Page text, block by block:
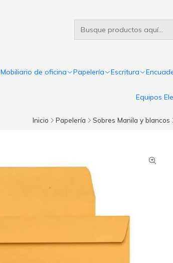
Mobiliario de oficina Papelería Escritura
Equipos
Inicio Papelería Sobres Manila y blancos